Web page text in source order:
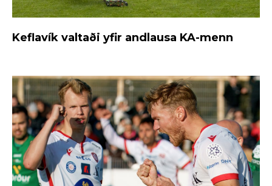
Keflavík valtaði yfir andlausa KA-menn